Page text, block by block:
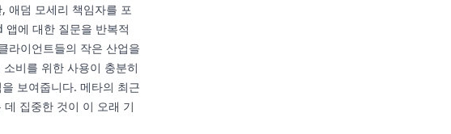
애덤 모세리 책임자를 포
에 대한 질문을 반복적
라이언트들의 작은 산업을
비를 위한 사용이 충분히
보여줍니다. 메타의 최근
집중한 것이 이 오래 기